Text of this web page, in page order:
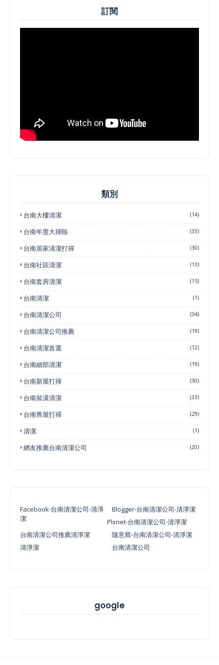
訂閱
類別
台南大樓清潔 (14)
台南年度大掃除 (33)
台南居家清潔打掃 (30)
台南社區清潔 (13)
台南套房清潔 (15)
台南清潔 (1)
台南清潔公司 (34)
台南清潔公司推薦 (19)
台南清潔首選 (12)
台南細部清潔 (19)
台南新屋打掃 (30)
台南裝潢清潔 (33)
台南舊屋打掃 (29)
清潔 (1)
網友推薦台南清潔公司 (20)
Facebook-台南清潔公司-清淨
潔
Blogger-台南清潔公司-清淨潔
Plxnet-台南清潔公司-清淨潔
隨意窩-台南清潔公司-清淨潔
台南清潔公司推薦清淨潔
台南清潔公司
清淨潔
google